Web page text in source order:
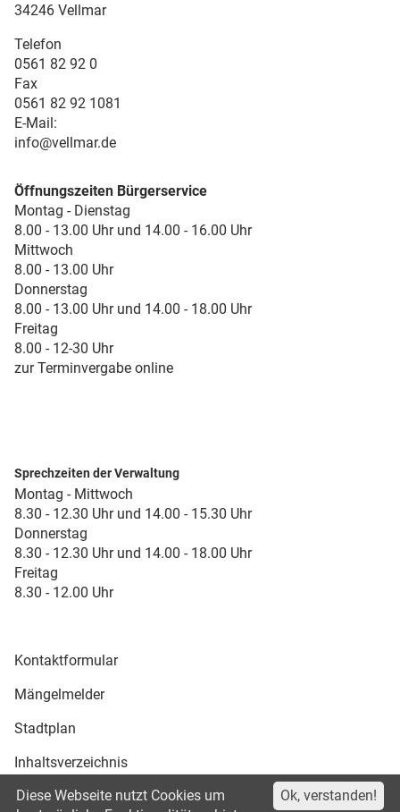
34246 Vellmar
Telefon
0561 82 92 0
Fax
0561 82 92 1081
E-Mail:
info@vellmar.de
Öffnungszeiten Bürgerservice
Montag - Dienstag
8.00 - 13.00 Uhr und 14.00 - 16.00 Uhr
Mittwoch
8.00 - 13.00 Uhr
Donnerstag
8.00 - 13.00 Uhr und 14.00 - 18.00 Uhr
Freitag
8.00 - 12-30 Uhr
zur Terminvergabe online
Sprechzeiten der Verwaltung
Montag - Mittwoch
8.30 - 12.30 Uhr und 14.00 - 15.30 Uhr
Donnerstag
8.30 - 12.30 Uhr und 14.00 - 18.00 Uhr
Freitag
8.30 - 12.00 Uhr
Kontaktformular
Mängelmelder
Stadtplan
Inhaltsverzeichnis
Druckansicht
Ok, verstanden!
Diese Webseite nutzt Cookies um